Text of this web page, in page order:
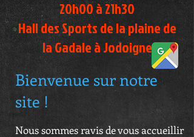
20h00 à 21h30
Hall des Sports de la plaine de
la Gadale à Jodoigne
Bienvenue sur notre
site !
Nous sommes ravis de vous accueillir